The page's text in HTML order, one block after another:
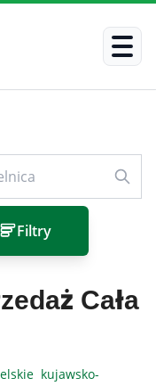
Filtry
Cała
kujawsko-